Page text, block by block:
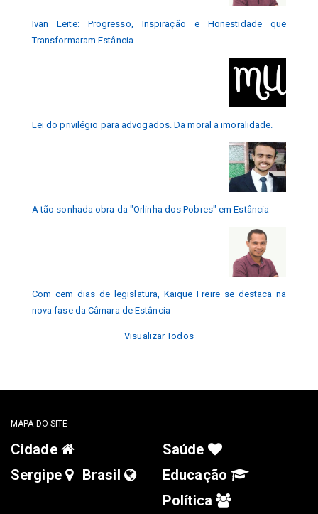
Ivan Leite: Progresso, Inspiração e Honestidade que
Transformaram Estância
Lei do privilégio para advogados. Da moral a imoralidade.
A tão sonhada obra da "Orlinha dos Pobres" em Estância
Com cem dias de legislatura, Kaique Freire se destaca na
nova fase da Câmara de Estância
Visualizar Todos
MAPA DO SITE
Cidade
Sergipe
Brasil
Saúde
Educação
Política